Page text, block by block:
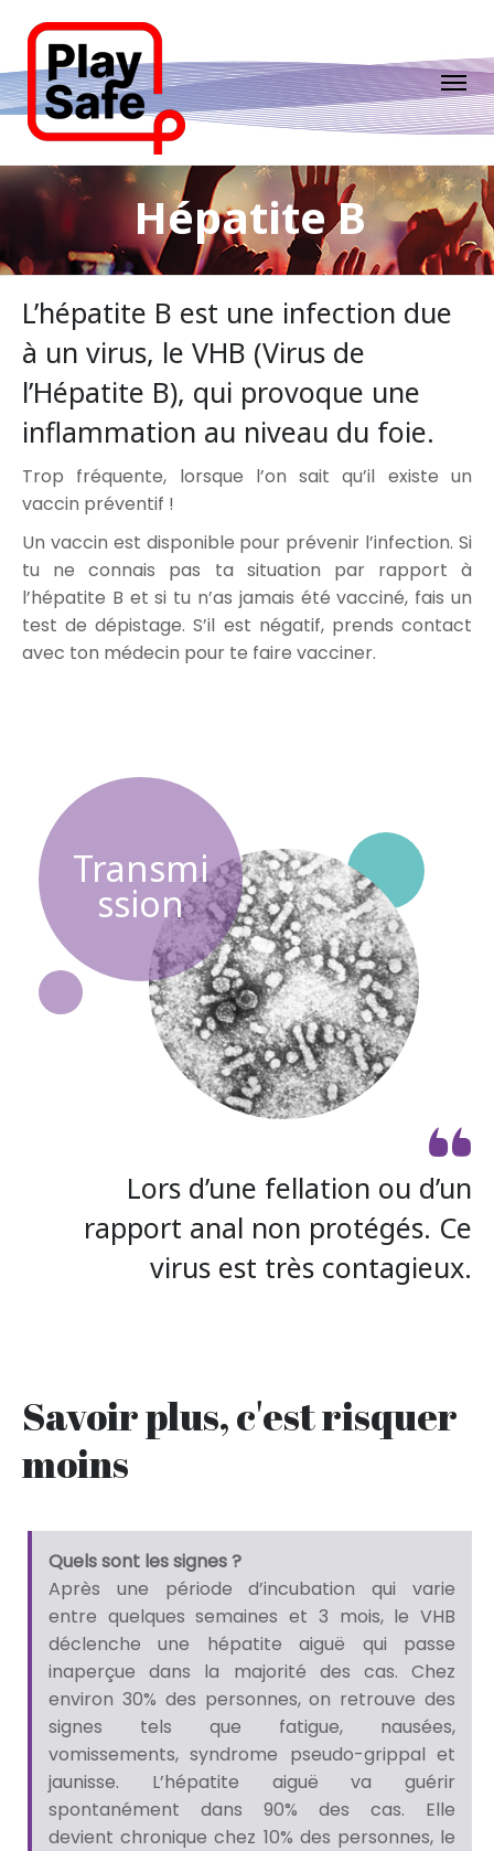
Hépatite B
L’hépatite B est une infection due
à un virus, le VHB (Virus de
l’Hépatite B), qui provoque une
inflammation au niveau du foie.
Trop fréquente, lorsque l’on sait qu’il existe un
vaccin préventif !
Un vaccin est disponible pour prévenir l’infection. Si
tu ne connais pas ta situation par rapport à
l’hépatite B et si tu n’as jamais été vacciné, fais un
test de dépistage. S’il est négatif, prends contact
avec ton médecin pour te faire vacciner.
Transmi
ssion
Lors d’une fellation ou d’un
rapport anal non protégés. Ce
virus est très contagieux.
Savoir plus, c'est risquer
moins
Quels sont les signes ?
Après une période d’incubation qui varie
entre quelques semaines et 3 mois, le VHB
déclenche une hépatite aiguë qui passe
inaperçue dans la majorité des cas. Chez
environ 30% des personnes, on retrouve des
signes tels que fatigue, nausées,
vomissements, syndrome pseudo-grippal et
jaunisse. L’hépatite aiguë va guérir
spontanément dans 90% des cas. Elle
devient chronique chez 10% des personnes, le